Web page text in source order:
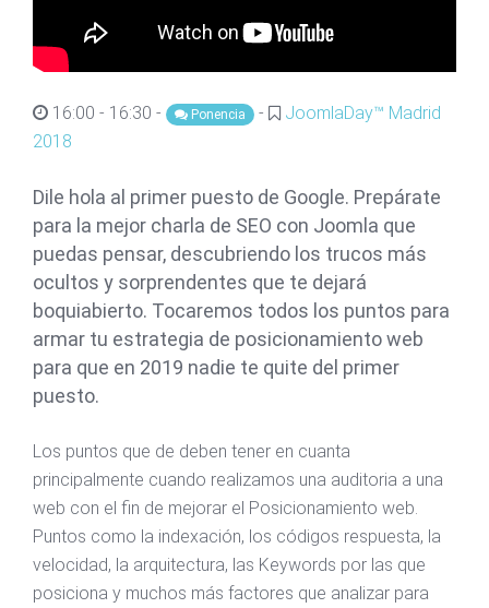
16:00 - 16:30 - Ponencia -
JoomlaDay™ Madrid
2018
Dile hola al primer puesto de Google. Prepárate
para la mejor charla de SEO con Joomla que
puedas pensar, descubriendo los trucos más
ocultos y sorprendentes que te dejará
boquiabierto. Tocaremos todos los puntos para
armar tu estrategia de posicionamiento web
para que en 2019 nadie te quite del primer
puesto.
Los puntos que de deben tener en cuanta
principalmente cuando realizamos una auditoria a una
web con el fin de mejorar el Posicionamiento web.
Puntos como la indexación, los códigos respuesta, la
velocidad, la arquitectura, las Keywords por las que
posiciona y muchos más factores que analizar para